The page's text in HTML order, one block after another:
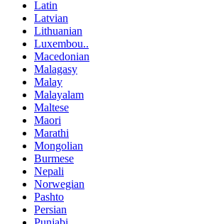
Latin
Latvian
Lithuanian
Luxembou..
Macedonian
Malagasy
Malay
Malayalam
Maltese
Maori
Marathi
Mongolian
Burmese
Nepali
Norwegian
Pashto
Persian